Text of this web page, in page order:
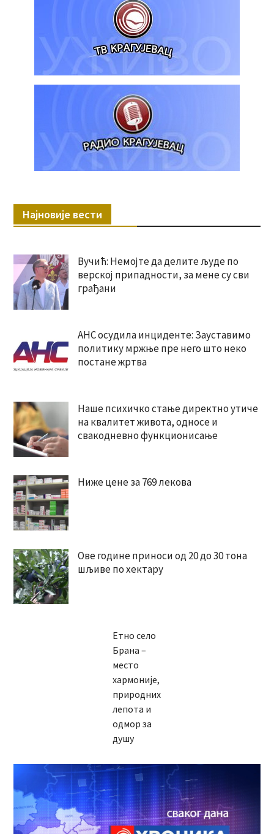
Најновије вести
Вучић: Немојте да делите људе по
верској припадности, за мене су сви
грађани
АНС осудила инциденте: Зауставимо
политику мржње пре него што неко
постане жртва
Наше психичко стање директно утиче
на квалитет живота, односе и
свакодневно функционисање
Ниже цене за 769 лекова
Ове године приноси од 20 до 30 тона
шљиве по хектару
Етно село
Брана –
место
хармоније,
природних
лепота и
одмор за
душу